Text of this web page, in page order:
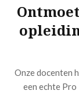
Onze docenten
een echte